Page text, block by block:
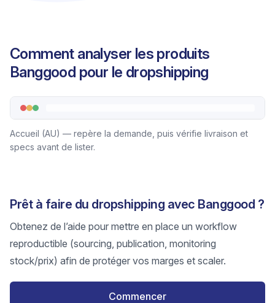
Comment analyser les produits
Banggood pour le dropshipping
Accueil (AU) — repère la demande, puis vérifie livraison et
specs avant de lister.
Prêt à faire du dropshipping avec Banggood ?
Obtenez de l’aide pour mettre en place un workflow
reproductible (sourcing, publication, monitoring
stock/prix) afin de protéger vos marges et scaler.
Commencer